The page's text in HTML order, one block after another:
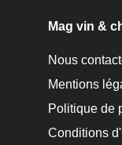
Mag vin &
Nous
Mentions
Politique de
Conditions